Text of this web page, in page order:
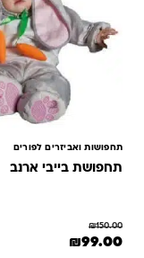
תחפושות ואביזרים לפורים
תחפושת בייבי ארנב
₪150.00
המחיר המקורי היה: ₪150.00.
₪99.00